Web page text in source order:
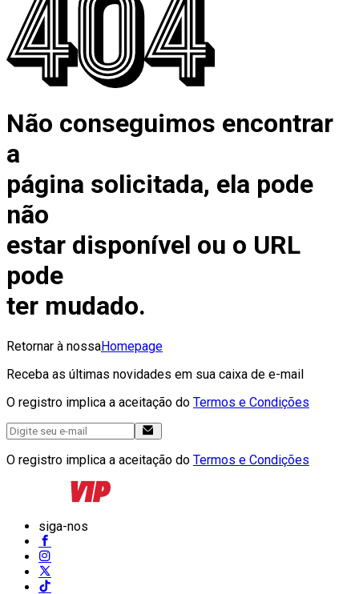
Não conseguimos encontrar
a
página solicitada, ela pode
não
estar disponível ou o URL
pode
ter mudado.
Retornar à nossaHomepage
Receba as últimas novidades em sua caixa de e-mail
O registro implica a aceitação do Termos e Condições
O registro implica a aceitação do Termos e Condições
siga-nos